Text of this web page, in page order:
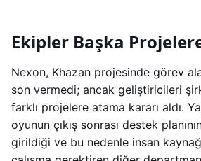
Ekipler Başka Projelere
Nexon, Khazan projesinde görev
son vermedi; ancak geliştiricileri
farklı projelere atama kararı aldı.
oyunun çıkış sonrası destek
girildiği ve bu nedenle insan